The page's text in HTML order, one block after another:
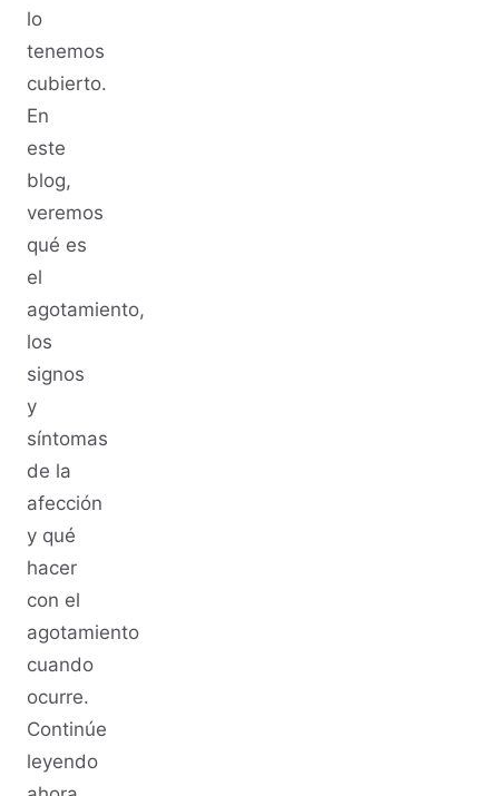
lo
tenemos
cubierto.
En
este
blog,
veremos
qué es
el
agotamiento,
los
signos
y
síntomas
de la
afección
y qué
hacer
con el
agotamiento
cuando
ocurre.
Continúe
leyendo